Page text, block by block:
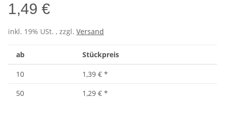
1,49 €
inkl. 19% USt. , zzgl. Versand
ab Stückpreis
10 1,39 € *
50
1,29 € *